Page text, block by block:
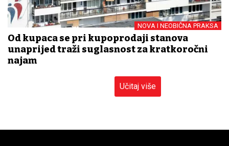
NOVA I NEOBIČNA PRAKSA
Od kupaca se pri kupoprodaji stanova
unaprijed traži suglasnost za kratkoročni
najam
Učitaj više